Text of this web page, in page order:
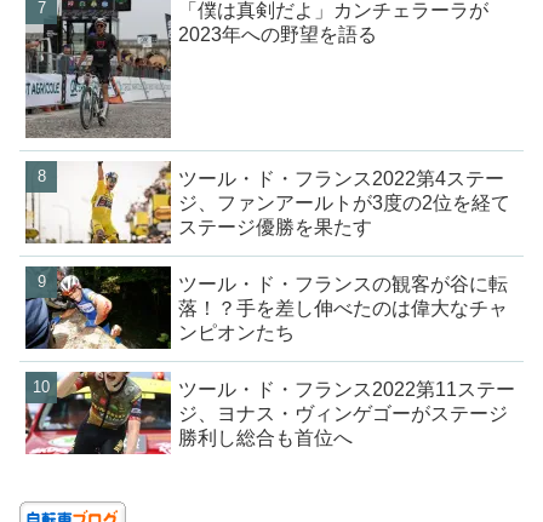
「僕は真剣だよ」カンチェラーラが
2023年への野望を語る
ツール・ド・フランス2022第4ステー
ジ、ファンアールトが3度の2位を経て
ステージ優勝を果たす
ツール・ド・フランスの観客が谷に転
落！？手を差し伸べたのは偉大なチャ
ンピオンたち
ツール・ド・フランス2022第11ステー
ジ、ヨナス・ヴィンゲゴーがステージ
勝利し総合も首位へ